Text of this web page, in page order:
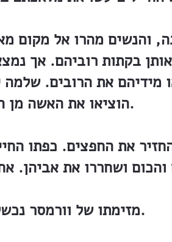
והנשים מהרו אל מקום
בקתות רוביהם. אך
מידיהם את הרובים.
הוציאו את האשה מן החדר מתעלפת.
את החפצים. כפתו
מזימתו של וורמסר נכשלה כשלון מביש.